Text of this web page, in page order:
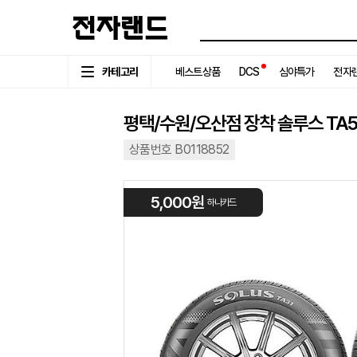
카테고리 베스트상품 DCS 심야특가 전자
평택/수원/오산점 장착 솔루스
상품번호 B0118852
5,000원 하나카드